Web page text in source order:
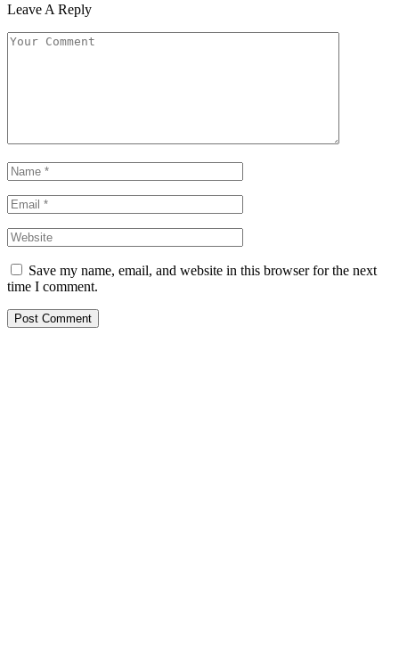
Leave A Reply
Save my name, email, and website in this browser for the next
time I comment.